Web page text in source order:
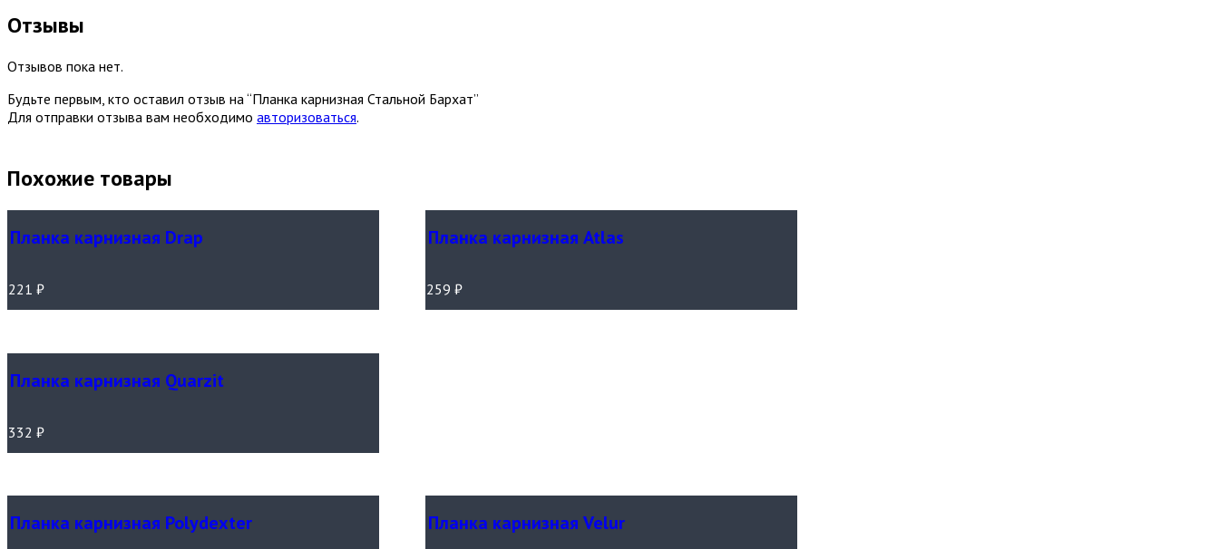
Отзывы
Отзывов пока нет.
Будьте первым, кто оставил отзыв на “Планка карнизная Стальной Бархат”
Для отправки отзыва вам необходимо авторизоваться.
Похожие товары
Планка карнизная Drap
221 ₽
Планка карнизная Atlas
259 ₽
Планка карнизная Quarzit
332 ₽
Планка карнизная Polydexter Планка карнизная Velur